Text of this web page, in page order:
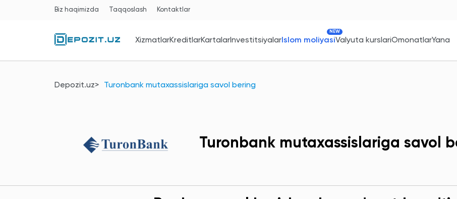
Biz haqimizda Taqqoslash Kontaktlar
XizmatlarKreditlarKartalarInvestitsiyalarIslom moliyasi
NEW
Valyuta kurslariOmonatlarYana
Depozit.uz Turonbank mutaxassislariga savol bering
Turonbank mutaxassislariga savol